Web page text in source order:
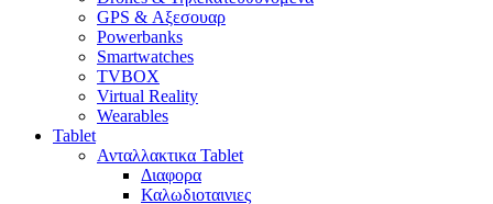
GPS & Αξεσουαρ
Powerbanks
Smartwatches
TVBOX
Virtual Reality
Wearables
Tablet
Ανταλλακτικα Tablet
Διαφορα
Καλωδιοταινιες